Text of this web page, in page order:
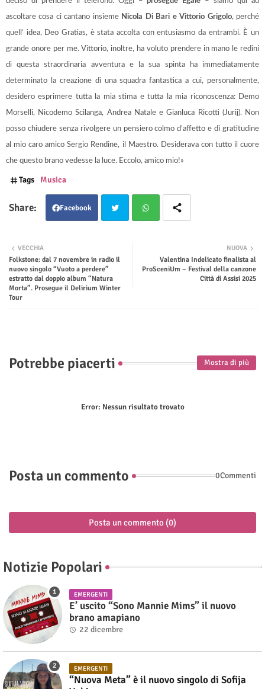
ascoltare cosa ci cantano insieme Nicola Di Bari e Vittorio Grigolo, perché
quell’ idea, Deo Gratias, è stata accolta con entusiasmo da entrambi. È un
grande onore per me. Vittorio, inoltre, ha voluto prendere in mano le redini
di questa straordinaria avventura e la sua spinta ha immediatamente
determinato la creazione di una squadra fantastica a cui, personalmente,
desidero esprimere tutta la mia stima e tutta la mia riconoscenza: Demo
Morselli, Nicodemo Scilanga, Andrea Natale e Gianluca Ricotti (Jurij). Non
posso chiudere senza rivolgere un pensiero colmo d’affetto e di gratitudine
al mio caro amico Sergio Rendine, il Maestro. Desiderava con tutto il cuore
che questo brano vedesse la luce. Eccolo, amico mio!»
Tags Musica
Facebook
ter
NUOVA
Valentina Indelicato finalista al
ProSceniUm – Festival della canzone
Città di Assisi 2025
VECCHIA
Folkstone: dal 7 novembre in radio il
nuovo singolo “Vuoto a perdere”
estratto dal doppio album “Natura
Morta”. Prosegue il Delirium Winter
Tour
Potrebbe piacerti Mostra di più
Error: Nessun risultato trovato
Posta un commento 0Commenti
Posta un commento (0)
Notizie Popolari
EMERGENTI
E’ uscito “Sono Mannie Mims” il nuovo
brano amapiano
22 dicembre
EMERGENTI
“Nuova Meta” è il nuovo singolo di Sofija